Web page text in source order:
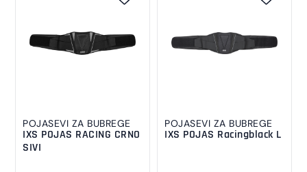
POJASEVI ZA BUBREGE
IXS POJAS RACING CRNO
SIVI
POJASEVI ZA BUBREGE
IXS POJAS Racingblack L